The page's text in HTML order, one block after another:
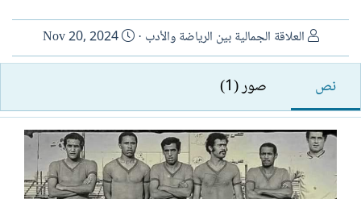
ا
ل
ت
ب
العلاقة الجمالية بين الرياضة والأدب
ت
ا
خ
ا
ل
إ
Nov 20, 2024
نص صور (1)